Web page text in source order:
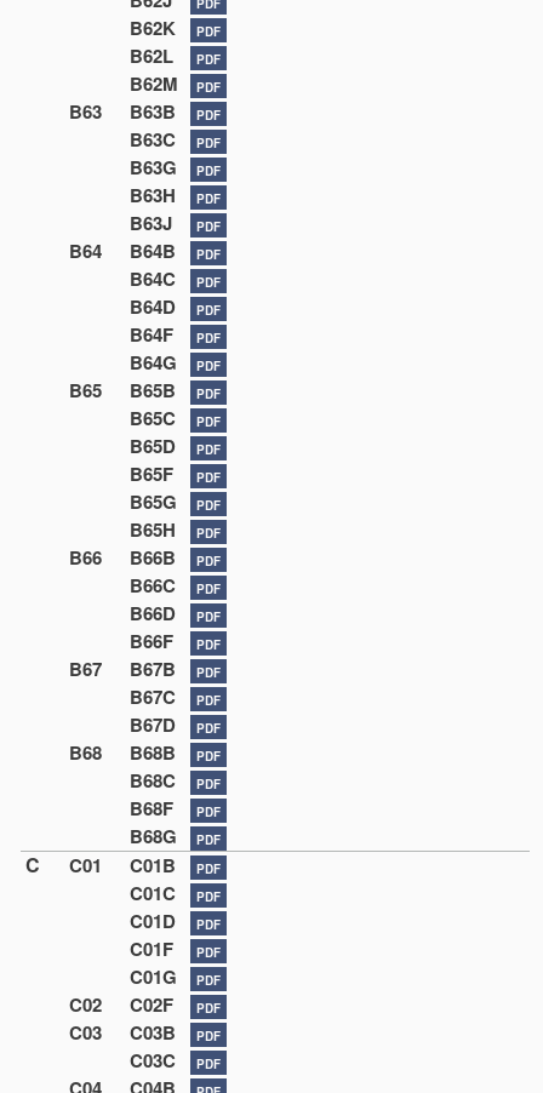
PDF
B62K PDF
B62L PDF
B62M PDF
B63 B63B PDF
B63C PDF
B63G PDF
B63H PDF
B63J PDF
B64 B64B PDF
B64C PDF
B64D PDF
B64F PDF
B64G PDF
B65 B65B PDF
B65C PDF
B65D PDF
B65F PDF
B65G PDF
B65H PDF
B66 B66B PDF
B66C PDF
B66D PDF
B66F PDF
B67 B67B PDF
B67C PDF
B67D PDF
B68 B68B PDF
B68C PDF
B68F PDF
B68G PDF
C C01 C01B PDF
C01C PDF
C01D PDF
C01F PDF
C01G PDF
C02 C02F PDF
C03 C03B PDF
C03C PDF